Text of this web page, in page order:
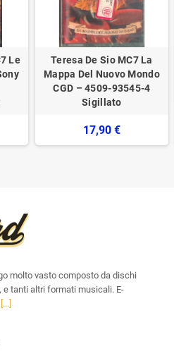
Le
Teresa De Sio MC7 La
Mappa Del Nuovo Mondo
CGD – 4509-93545-4
Sigillato
17,90 €
molto vasto composto da dischi
e tanti altri formati musicali. E-
[...]